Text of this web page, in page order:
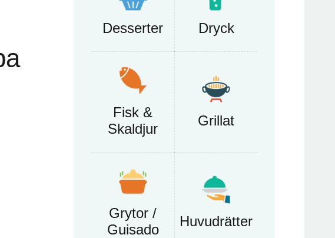
Desserter Dryck
Fisk &
Skaldjur
Grillat
Grytor /
Guisado
Huvudrätter